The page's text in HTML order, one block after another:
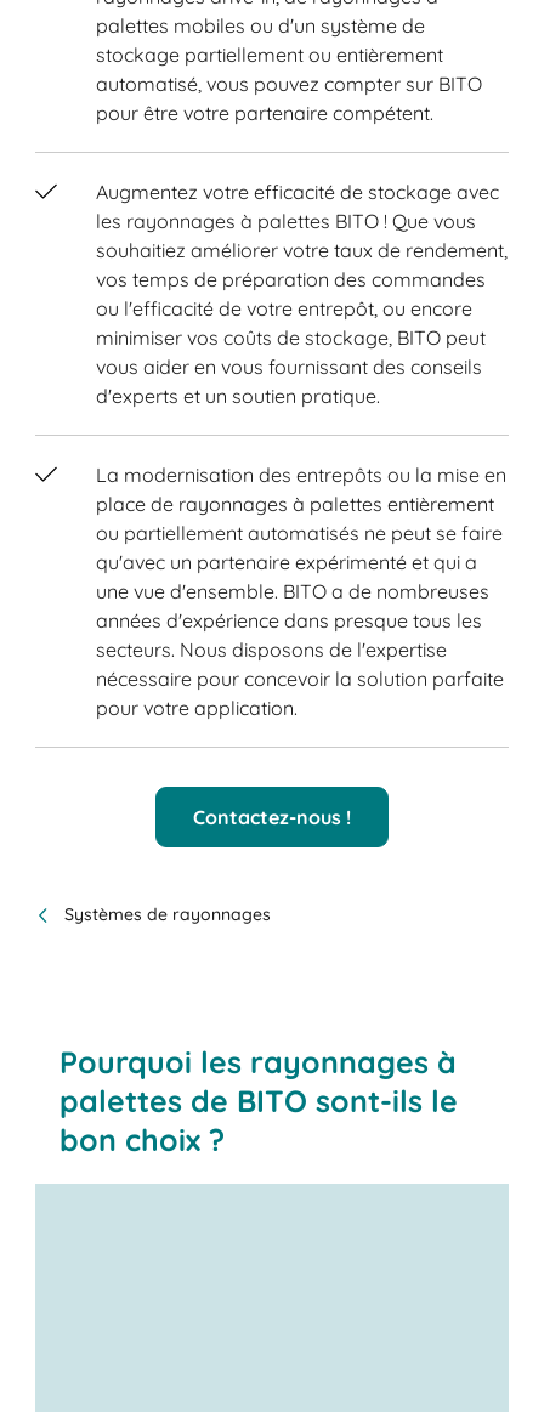
palettes mobiles ou d'un système de
stockage partiellement ou entièrement
automatisé, vous pouvez compter sur BITO
pour être votre partenaire compétent.
Augmentez votre efficacité de stockage avec
les rayonnages à palettes BITO ! Que vous
souhaitiez améliorer votre taux de rendement,
vos temps de préparation des commandes
ou l'efficacité de votre entrepôt, ou encore
minimiser vos coûts de stockage, BITO peut
vous aider en vous fournissant des conseils
d'experts et un soutien pratique.
La modernisation des entrepôts ou la mise en
place de rayonnages à palettes entièrement
ou partiellement automatisés ne peut se faire
qu'avec un partenaire expérimenté et qui a
une vue d'ensemble. BITO a de nombreuses
années d'expérience dans presque tous les
secteurs. Nous disposons de l'expertise
nécessaire pour concevoir la solution parfaite
pour votre application.
Contactez-nous !
Systèmes de rayonnages
Pourquoi les rayonnages à
palettes de BITO sont-ils le
bon choix ?